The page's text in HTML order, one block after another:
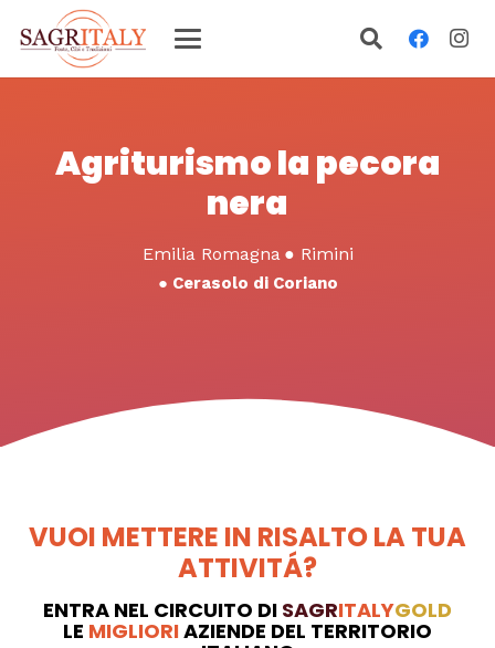
Agriturismo la pecora
nera
Emilia Romagna ● Rimini
● Cerasolo di Coriano
VUOI METTERE IN RISALTO LA TUA
ATTIVITÁ?
ENTRA NEL CIRCUITO DI SAGRITALYGOLD
LE MIGLIORIAZIENDE DEL TERRITORIO